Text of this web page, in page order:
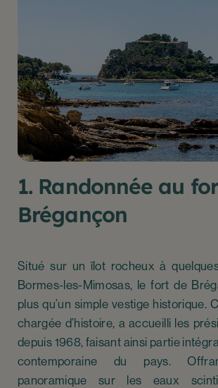
1. Randonnée au
Brégançon
Situé sur un îlot rocheux à
Bormes-les-Mimosas, le fort de
plus qu’un simple vestige historique.
chargée d’histoire, a accueilli les
depuis 1968, faisant ainsi partie
contemporaine du pays.
panoramique sur les eaux